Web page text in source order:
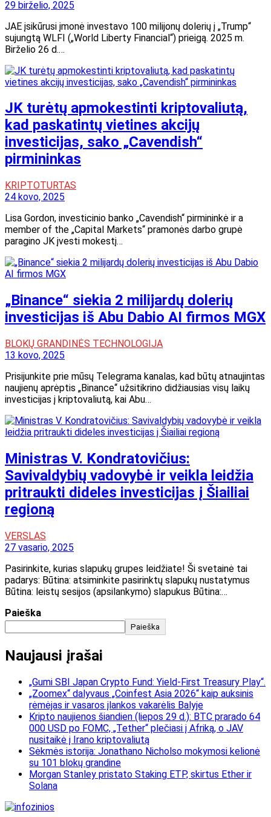
29 birželio, 2025
JAE įsikūrusi įmonė investavo 100 milijonų dolerių į „Trump“
sujungtą WLFI („World Liberty Financial“) prieigą. 2025 m.
Birželio 26 d.…
JK turėtų apmokestinti kriptovaliutą,
kad paskatintų vietines akcijų
investicijas, sako „Cavendish“
pirmininkas
KRIPTOTURTAS
24 kovo, 2025
Lisa Gordon, investicinio banko „Cavendish“ pirmininkė ir a
member of the „Capital Markets“ pramonės darbo grupė
paragino JK įvesti mokestį…
„Binance“ siekia 2 milijardų dolerių
investicijas iš Abu Dabio AI firmos MGX
BLOKŲ GRANDINĖS TECHNOLOGIJA
13 kovo, 2025
Prisijunkite prie mūsų Telegrama kanalas, kad būtų atnaujintas
naujienų aprėptis „Binance“ užsitikrino didžiausias visų laikų
investicijas į kriptovaliutą, kai Abu…
Ministras V. Kondratovičius:
Savivaldybių vadovybė ir veikla leidžia
pritraukti dideles investicijas į Šiailiai
regioną
VERSLAS
27 vasario, 2025
Pasirinkite, kurias slapukų grupes leidžiate! Ši svetainė tai
padarys: Būtina: atsiminkite pasirinktų slapukų nustatymus
Būtina: leistų sesijos (apsilankymo) slapukus Būtina:…
Paieška
Paieška
Naujausi įrašai
„Gumi SBI Japan Crypto Fund: Yield-First Treasury Play“.
„Zoomex“ dalyvaus „Coinfest Asia 2026“ kaip auksinis
rėmėjas ir vasaros įlankos vakarėlis Balyje
Kripto naujienos šiandien (liepos 29 d.): BTC prarado 64
000 USD po FOMC, „Tether“ plečiasi į Afriką, o JAV
nusitaikė į Irano kriptovaliutą
Sėkmės istorija: Jonathano Nicholso mokymosi kelionė
su 101 blokų grandine
Morgan Stanley pristato Staking ETP, skirtus Ether ir
Solana